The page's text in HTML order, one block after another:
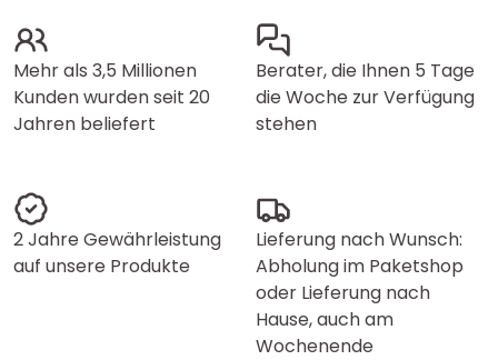
Mehr als 3,5 Millionen
Kunden wurden seit 20
Jahren beliefert
Berater, die Ihnen 5 Tage
die Woche zur Verfügung
stehen
2 Jahre Gewährleistung
auf unsere Produkte
Lieferung nach Wunsch:
Abholung im Paketshop
oder Lieferung nach
Hause, auch am
Wochenende